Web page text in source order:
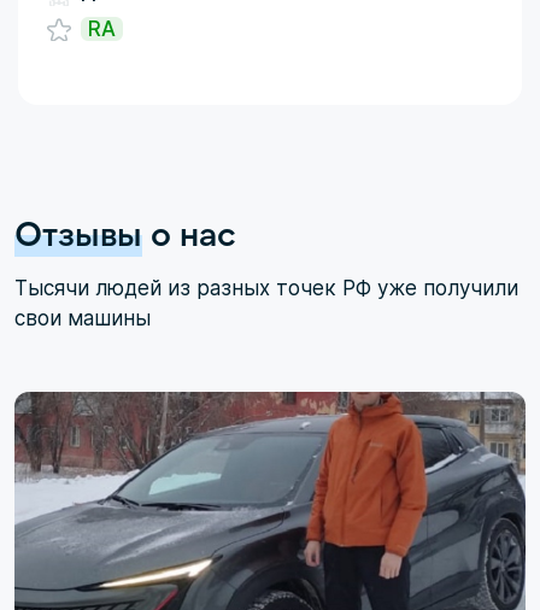
RA
Отзывы о нас
Тысячи людей из разных точек РФ уже получили
свои машины